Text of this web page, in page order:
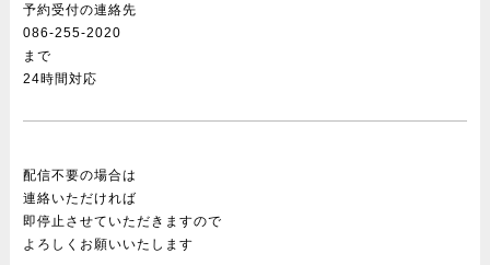
予約受付の連絡先
086-255-2020
まで
24時間対応
配信不要の場合は
連絡いただければ
即停止させていただきますので
よろしくお願いいたします